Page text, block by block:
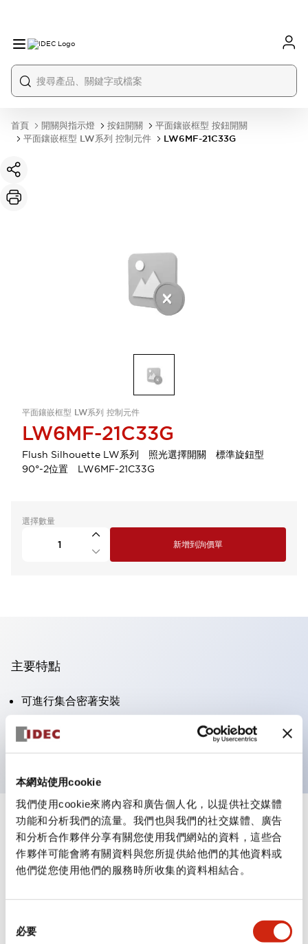
本網站使用cookie
我們使用cookie來將內容和廣告個人化，以提供社交媒體
功能和分析我們的流量。我們也與我們的社交媒體、廣告
和分析合作夥伴分享有關您使用我們網站的資料，這些合
作夥伴可能會將有關資料與您所提供給他們的其他資料或
他們從您使用他們的服務時所收集的資料相結合。
必要
首頁 開關與指示燈 按鈕開關
平面鑲嵌框型 按鈕開關
平面鑲嵌框型 LW系列 控制元件
LW6MF-21C33G
平面鑲嵌框型 LW系列 控制元件
LW6MF-21C33G
Flush Silhouette LW系列 照光選擇開關 標準旋鈕型
90°-2位置 LW6MF-21C33G
選擇數量
新增到詢價單
主要特點
可進行集合密著安裝
附鎖選擇開關採用高安全性的彈子鎖結構
防護結構為IP65（IEC60529）
規格 顯示全部
審美規範
環境規範